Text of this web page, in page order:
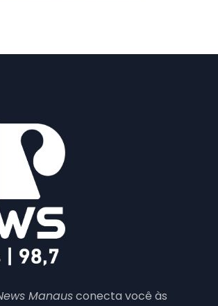
Manausconecta você às